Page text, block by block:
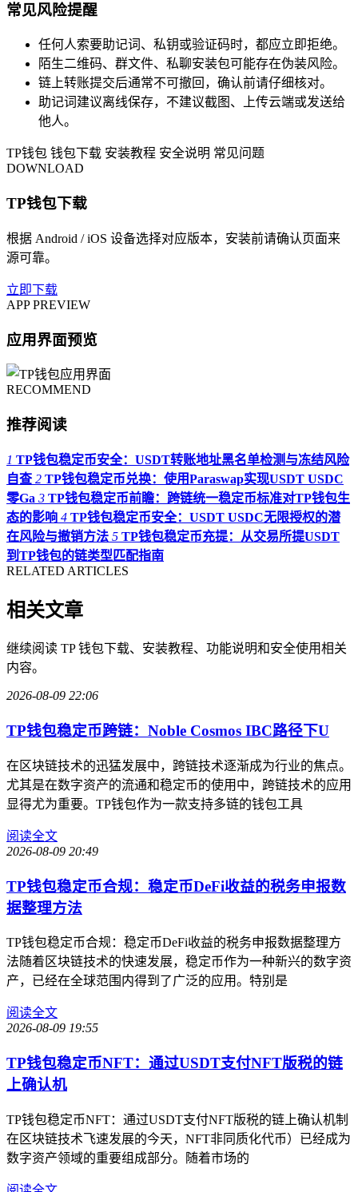
常见风险提醒
任何人索要助记词、私钥或验证码时，都应立即拒绝。
陌生二维码、群文件、私聊安装包可能存在伪装风险。
链上转账提交后通常不可撤回，确认前请仔细核对。
助记词建议离线保存，不建议截图、上传云端或发送给
他人。
TP钱包 钱包下载 安装教程 安全说明 常见问题
DOWNLOAD
TP钱包下载
根据 Android / iOS 设备选择对应版本，安装前请确认页面来
源可靠。
立即下载
APP PREVIEW
应用界面预览
RECOMMEND
推荐阅读
1 TP钱包稳定币安全：USDT转账地址黑名单检测与冻结风险
自查 2 TP钱包稳定币兑换：使用Paraswap实现USDT USDC
零Ga 3 TP钱包稳定币前瞻：跨链统一稳定币标准对TP钱包生
态的影响 4 TP钱包稳定币安全：USDT USDC无限授权的潜
在风险与撤销方法 5 TP钱包稳定币充提：从交易所提USDT
到TP钱包的链类型匹配指南
RELATED ARTICLES
相关文章
继续阅读 TP 钱包下载、安装教程、功能说明和安全使用相关
内容。
2026-08-09 22:06
TP钱包稳定币跨链：Noble Cosmos IBC路径下U
在区块链技术的迅猛发展中，跨链技术逐渐成为行业的焦点。
尤其是在数字资产的流通和稳定币的使用中，跨链技术的应用
显得尤为重要。TP钱包作为一款支持多链的钱包工具
阅读全文
2026-08-09 20:49
TP钱包稳定币合规：稳定币DeFi收益的税务申报数
据整理方法
TP钱包稳定币合规：稳定币DeFi收益的税务申报数据整理方
法随着区块链技术的快速发展，稳定币作为一种新兴的数字资
产，已经在全球范围内得到了广泛的应用。特别是
阅读全文
2026-08-09 19:55
TP钱包稳定币NFT：通过USDT支付NFT版税的链
上确认机
TP钱包稳定币NFT：通过USDT支付NFT版税的链上确认机制
在区块链技术飞速发展的今天，NFT非同质化代币）已经成为
数字资产领域的重要组成部分。随着市场的